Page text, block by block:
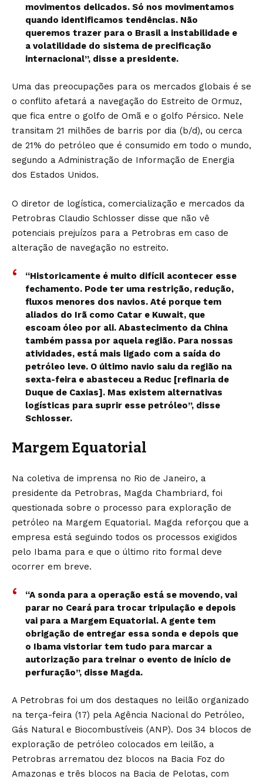
movimentos delicados. Só nos movimentamos
quando identificamos tendências. Não
queremos trazer para o Brasil a instabilidade e
a volatilidade do sistema de precificação
internacional”, disse a presidente.
Uma das preocupações para os mercados globais é se
o conflito afetará a navegação do Estreito de Ormuz,
que fica entre o golfo de Omã e o golfo Pérsico. Nele
transitam 21 milhões de barris por dia (b/d), ou cerca
de 21% do petróleo que é consumido em todo o mundo,
segundo a Administração de Informação de Energia
dos Estados Unidos.
O diretor de logística, comercialização e mercados da
Petrobras Claudio Schlosser disse que não vê
potenciais prejuízos para a Petrobras em caso de
alteração de navegação no estreito.
“Historicamente é muito difícil acontecer esse
fechamento. Pode ter uma restrição, redução,
fluxos menores dos navios. Até porque tem
aliados do Irã como Catar e Kuwait, que
escoam óleo por ali. Abastecimento da China
também passa por aquela região. Para nossas
atividades, está mais ligado com a saída do
petróleo leve. O último navio saiu da região na
sexta-feira e abasteceu a Reduc [refinaria de
Duque de Caxias]. Mas existem alternativas
logísticas para suprir esse petróleo”, disse
Schlosser.
Margem Equatorial
Na coletiva de imprensa no Rio de Janeiro, a
presidente da Petrobras, Magda Chambriard, foi
questionada sobre o processo para exploração de
petróleo na Margem Equatorial. Magda reforçou que a
empresa está seguindo todos os processos exigidos
pelo Ibama para e que o último rito formal deve
ocorrer em breve.
“A sonda para a operação está se movendo, vai
parar no Ceará para trocar tripulação e depois
vai para a Margem Equatorial. A gente tem
obrigação de entregar essa sonda e depois que
o Ibama vistoriar tem tudo para marcar a
autorização para treinar o evento de início de
perfuração”, disse Magda.
A Petrobras foi um dos destaques no leilão organizado
na terça-feira (17) pela Agência Nacional do Petróleo,
Gás Natural e Biocombustíveis (ANP). Dos 34 blocos de
exploração de petróleo colocados em leilão, a
Petrobras arrematou dez blocos na Bacia Foz do
Amazonas e três blocos na Bacia de Pelotas, com